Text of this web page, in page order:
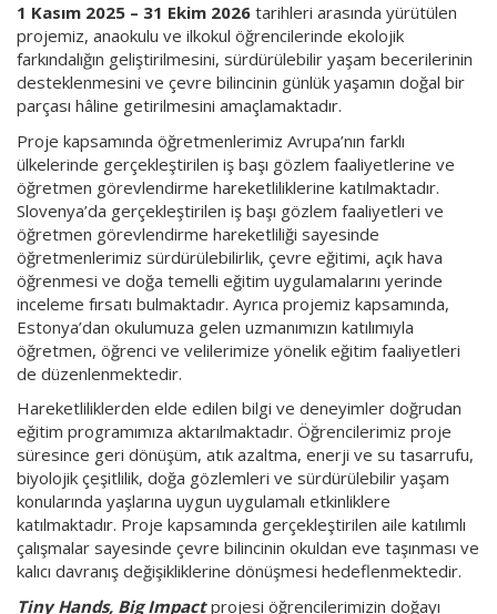
1 Kasım 2025 – 31 Ekim 2026 tarihleri arasında yürütülen
projemiz, anaokulu ve ilkokul öğrencilerinde ekolojik
farkındalığın geliştirilmesini, sürdürülebilir yaşam becerilerinin
desteklenmesini ve çevre bilincinin günlük yaşamın doğal bir
parçası hâline getirilmesini amaçlamaktadır.
Proje kapsamında öğretmenlerimiz Avrupa’nın farklı
ülkelerinde gerçekleştirilen iş başı gözlem faaliyetlerine ve
öğretmen görevlendirme hareketliliklerine katılmaktadır.
Slovenya’da gerçekleştirilen iş başı gözlem faaliyetleri ve
öğretmen görevlendirme hareketliliği sayesinde
öğretmenlerimiz sürdürülebilirlik, çevre eğitimi, açık hava
öğrenmesi ve doğa temelli eğitim uygulamalarını yerinde
inceleme fırsatı bulmaktadır. Ayrıca projemiz kapsamında,
Estonya’dan okulumuza gelen uzmanımızın katılımıyla
öğretmen, öğrenci ve velilerimize yönelik eğitim faaliyetleri
de düzenlenmektedir.
Hareketliliklerden elde edilen bilgi ve deneyimler doğrudan
eğitim programımıza aktarılmaktadır. Öğrencilerimiz proje
süresince geri dönüşüm, atık azaltma, enerji ve su tasarrufu,
biyolojik çeşitlilik, doğa gözlemleri ve sürdürülebilir yaşam
konularında yaşlarına uygun uygulamalı etkinliklere
katılmaktadır. Proje kapsamında gerçekleştirilen aile katılımlı
çalışmalar sayesinde çevre bilincinin okuldan eve taşınması ve
kalıcı davranış değişikliklerine dönüşmesi hedeflenmektedir.
Tiny Hands, Big Impactprojesi öğrencilerimizin doğayı